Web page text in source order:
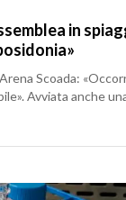
in
Scoada:
Avviata anche